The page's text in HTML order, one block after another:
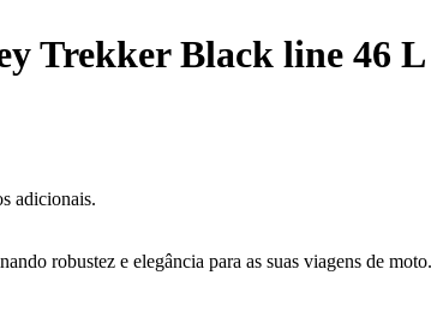
Trekker Black line 46 L
adicionais.
robustez e elegância para as suas viagens de moto.